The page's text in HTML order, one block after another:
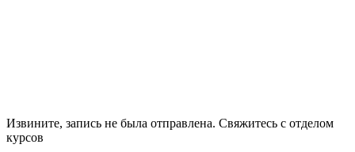
Извините, запись не была отправлена. Свяжитесь с отделом
курсов